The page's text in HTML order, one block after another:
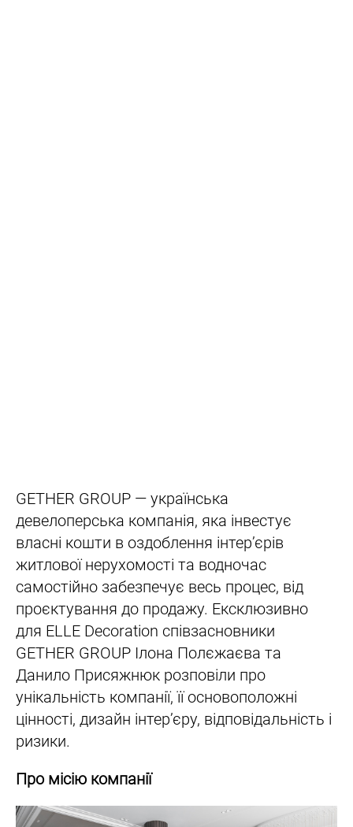
GETHER GROUP — українська
девелоперська компанія, яка інвестує
власні кошти в оздоблення інтер’єрів
житлової нерухомості та водночас
самостійно забезпечує весь процес, від
проєктування до продажу. Ексклюзивно
для ELLE Decoration співзасновники
GETHER GROUP Ілона Полєжаєва та
Данило Присяжнюк розповіли про
унікальність компанії, її основоположні
цінності, дизайн інтер’єру, відповідальність і
ризики.
Про місію компанії